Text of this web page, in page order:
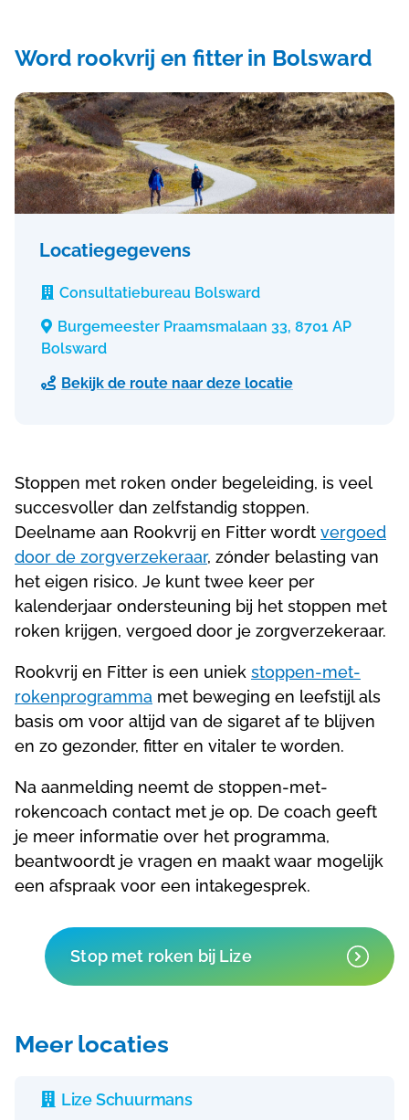
Word rookvrij en fitter in Bolsward
Locatiegegevens
 Consultatiebureau Bolsward
 Burgemeester Praamsmalaan 33, 8701 AP
Bolsward
 Bekijk de route naar deze locatie
Stoppen met roken onder begeleiding, is veel
succesvoller dan zelfstandig stoppen.
Deelname aan Rookvrij en Fitter wordt vergoed
door de zorgverzekeraar, zónder belasting van
het eigen risico. Je kunt twee keer per
kalenderjaar ondersteuning bij het stoppen met
roken krijgen, vergoed door je zorgverzekeraar.
Rookvrij en Fitter is een uniek stoppen-met-
rokenprogramma met beweging en leefstijl als
basis om voor altijd van de sigaret af te blijven
en zo gezonder, fitter en vitaler te worden.
Na aanmelding neemt de stoppen-met-
rokencoach contact met je op. De coach geeft
je meer informatie over het programma,
beantwoordt je vragen en maakt waar mogelijk
een afspraak voor een intakegesprek.
Stop met roken bij Lize
Meer locaties

Lize Schuurmans